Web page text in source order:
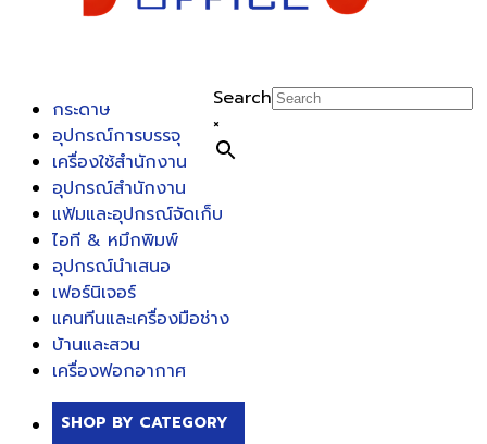
Search
×
กระดาษ
อุปกรณ์การบรรจุ
เครื่องใช้สำนักงาน
อุปกรณ์สำนักงาน
แฟ้มและอุปกรณ์จัดเก็บ
ไอที & หมึกพิมพ์
อุปกรณ์นำเสนอ
เฟอร์นิเจอร์
แคนทีนและเครื่องมือช่าง
บ้านและสวน
เครื่องฟอกอากาศ
SHOP BY CATEGORY